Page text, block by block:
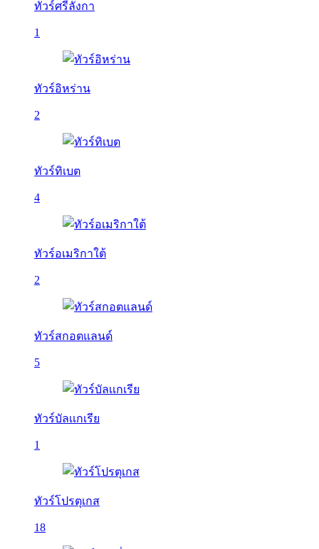
ทัวร์ศรีลังกา
1
ทัวร์อิหร่าน
2
ทัวร์ทิเบต
4
ทัวร์อเมริกาใต้
2
ทัวร์สกอตแลนด์
5
ทัวร์บัลเเกเรีย
1
ทัวร์โปรตุเกส
18